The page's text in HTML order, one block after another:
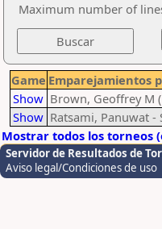
Maximum number of
Game Emparejamientos
Show Brown, Geoffrey M
Show Ratsami, Panuwat -
Mostrar todos los torneos
Servidor de Resultados de
Aviso legal/Condiciones de uso